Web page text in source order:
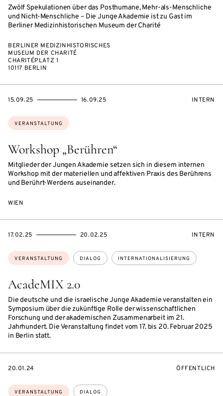
Zwölf Spekulationen über das Posthumane, Mehr-als-Menschliche
und Nicht-Menschliche – Die Junge Akademie ist zu Gast im
Berliner Medizinhistorischen Museum der Charité
BERLINER MEDIZINHISTORISCHES
MUSEUM DER CHARITÉ
CHARITÉPLATZ 1
10117 BERLIN
Workshop „Berühren“
Mitglieder der Jungen Akademie setzen sich in diesem internen
Workshop mit der materiellen und affektiven Praxis des Berührens
und Berührt-Werdens auseinander.
Themen:
VERANSTALTUNG
EVENTBEGINSON
15.09.25
EVENTENDSON 16.09.25 INTERN
WIEN
AcadeMIX 2.0
Die deutsche und die israelische Junge Akademie veranstalten ein
Symposium über die zukünftige Rolle der wissenschaftlichen
Forschung und der akademischen Zusammenarbeit im 21.
Jahrhundert. Die Veranstaltung findet vom 17. bis 20. Februar 2025
in Berlin statt.
Themen:
VERANSTALTUNG DIALOG INTERNATIONALISIERUNG
EVENTBEGINSON
17.02.25
EVENTENDSON 20.02.25 INTERN
Themen:
VERANSTALTUNG DIALOG
EVENTBEGINSON
20.01.24 ÖFFENTLICH